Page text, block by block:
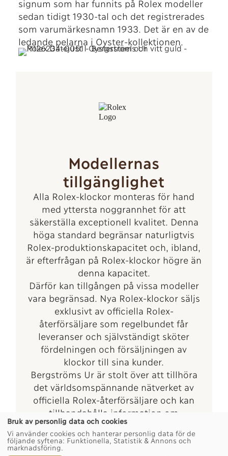
signum som har funnits på Rolex modeller
sedan tidigt 1930-tal och det registrerades
som varumärkesnamn 1933. Det är en av de
ledande pelarna i Oyster-kollektionen.
Modellernas
tillgänglighet
Alla Rolex-klockor monteras för hand
med yttersta noggrannhet för att
säkerställa exceptionell kvalitet. Denna
höga standard begränsar naturligtvis
Rolex-produktionskapacitet och, ibland,
är efterfrågan på Rolex-klockor högre än
denna kapacitet.
Därför kan tillgången på vissa modeller
vara begränsad. Nya Rolex-klockor säljs
exklusivt av officiella Rolex-
återförsäljare som regelbundet får
leveranser och självständigt sköter
fördelningen och försäljningen av
klockor till sina kunder.
Bergströms Ur är stolt över att tillhöra
det världsomspännande nätverket av
officiella Rolex-återförsäljare och kan
tillhandahålla information om
tillgången på Rolex-klockor.
Bruk av personlig data och cookies
Vi använder cookies och hanterar personlig data för de
följande syftena: Funktionella, Statistik & Annons och
marknadsföring